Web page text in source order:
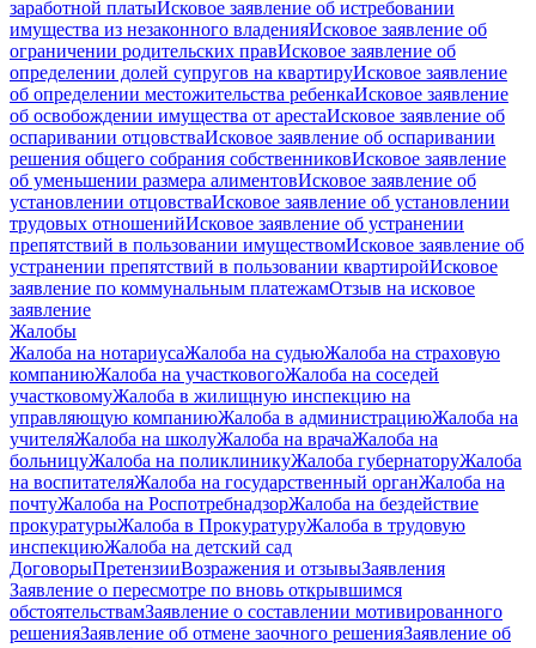
заработной платыИсковое заявление об истребовании
имущества из незаконного владенияИсковое заявление об
ограничении родительских правИсковое заявление об
определении долей супругов на квартируИсковое заявление
об определении местожительства ребенкаИсковое заявление
об освобождении имущества от арестаИсковое заявление об
оспаривании отцовстваИсковое заявление об оспаривании
решения общего собрания собственниковИсковое заявление
об уменьшении размера алиментовИсковое заявление об
установлении отцовстваИсковое заявление об установлении
трудовых отношенийИсковое заявление об устранении
препятствий в пользовании имуществомИсковое заявление об
устранении препятствий в пользовании квартиройИсковое
заявление по коммунальным платежамОтзыв на исковое
заявление
Жалобы
Жалоба на нотариусаЖалоба на судьюЖалоба на страховую
компаниюЖалоба на участковогоЖалоба на соседей
участковомуЖалоба в жилищную инспекцию на
управляющую компаниюЖалоба в администрациюЖалоба на
учителяЖалоба на школуЖалоба на врачаЖалоба на
больницуЖалоба на поликлиникуЖалоба губернаторуЖалоба
на воспитателяЖалоба на государственный органЖалоба на
почтуЖалоба на РоспотребнадзорЖалоба на бездействие
прокуратурыЖалоба в ПрокуратуруЖалоба в трудовую
инспекциюЖалоба на детский сад
ДоговорыПретензииВозражения и отзывыЗаявления
Заявление о пересмотре по вновь открывшимся
обстоятельствамЗаявление о составлении мотивированного
решенияЗаявление об отмене заочного решенияЗаявление об